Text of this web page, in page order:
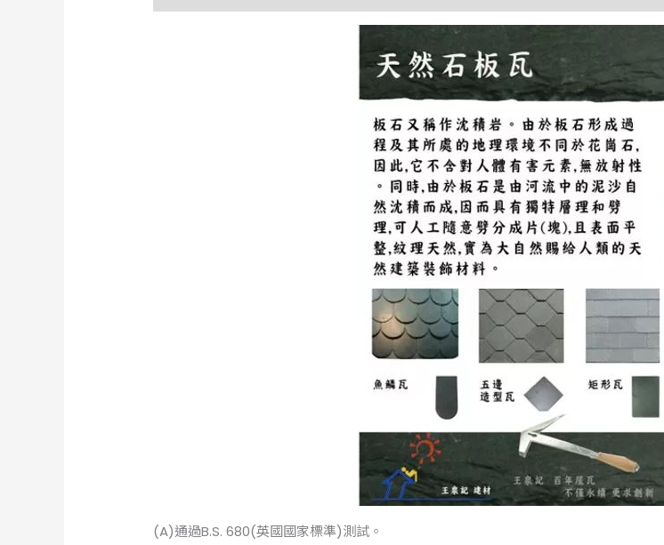
(A)通過B.S. 680(英國國家標準)測試。